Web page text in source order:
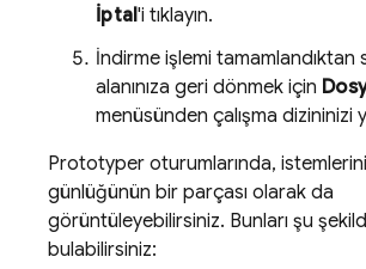
İptal'i tıklayın.
İndirme işlemi tamamlandıktan
alanınıza geri dönmek için
menüsünden çalışma dizininizi
Prototyper oturumlarında,
günlüğünün bir parçası olarak da
görüntüleyebilirsiniz. Bunları şu
bulabilirsiniz: